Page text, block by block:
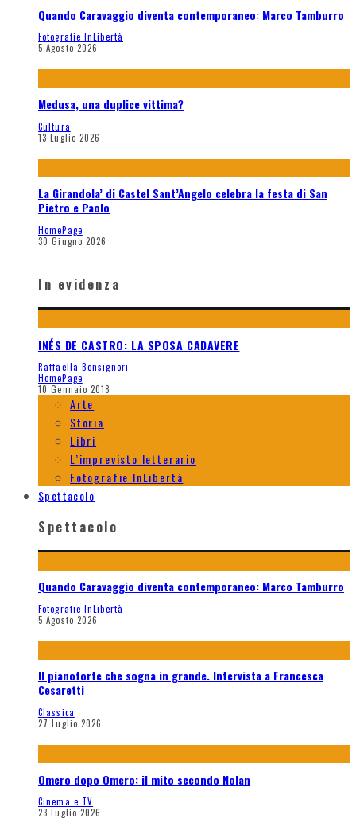
Quando Caravaggio diventa contemporaneo: Marco Tamburro
Fotografie InLibertà
5 Agosto 2026
Medusa, una duplice vittima?
Cultura
13 Luglio 2026
La Girandola’ di Castel Sant’Angelo celebra la festa di San
Pietro e Paolo
HomePage
30 Giugno 2026
In evidenza
INÉS DE CASTRO: LA SPOSA CADAVERE
Raffaella Bonsignori
HomePage
10 Gennaio 2018
Arte
Storia
Libri
L’imprevisto letterario
Fotografie InLibertà
Spettacolo
Spettacolo
Quando Caravaggio diventa contemporaneo: Marco Tamburro
Fotografie InLibertà
5 Agosto 2026
Il pianoforte che sogna in grande. Intervista a Francesca
Cesaretti
Classica
27 Luglio 2026
Omero dopo Omero: il mito secondo Nolan
Cinema e TV
23 Luglio 2026